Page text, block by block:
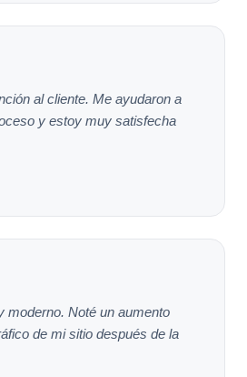
al cliente. Me ayudaron a
y estoy muy satisfecha
moderno. Noté un aumento
de mi sitio después de la